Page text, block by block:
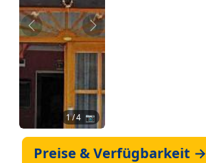
Zurück Weiter
1/ 4 📷
Preise & Verfügbarkeit →